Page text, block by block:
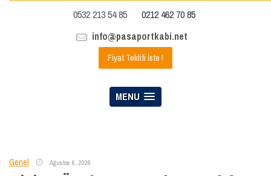
0532 213 54 85
0212 462 70 85
info@pasaportkabi.net
Fiyat Teklifi İste !
MENU
Genel Ağustos 6, 2026